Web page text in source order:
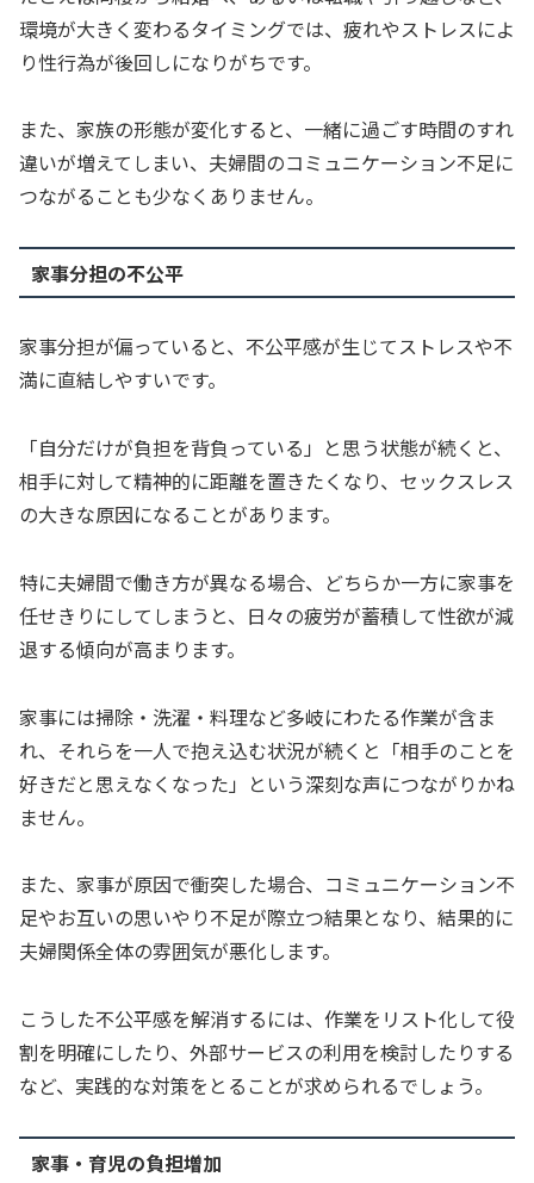
環境が大きく変わるタイミングでは、疲れやストレスによ
り性行為が後回しになりがちです。
また、家族の形態が変化すると、一緒に過ごす時間のすれ
違いが増えてしまい、夫婦間のコミュニケーション不足に
つながることも少なくありません。
家事分担の不公平
家事分担が偏っていると、不公平感が生じてストレスや不
満に直結しやすいです。
「自分だけが負担を背負っている」と思う状態が続くと、
相手に対して精神的に距離を置きたくなり、セックスレス
の大きな原因になることがあります。
特に夫婦間で働き方が異なる場合、どちらか一方に家事を
任せきりにしてしまうと、日々の疲労が蓄積して性欲が減
退する傾向が高まります。
家事には掃除・洗濯・料理など多岐にわたる作業が含ま
れ、それらを一人で抱え込む状況が続くと「相手のことを
好きだと思えなくなった」という深刻な声につながりかね
ません。
また、家事が原因で衝突した場合、コミュニケーション不
足やお互いの思いやり不足が際立つ結果となり、結果的に
夫婦関係全体の雰囲気が悪化します。
こうした不公平感を解消するには、作業をリスト化して役
割を明確にしたり、外部サービスの利用を検討したりする
など、実践的な対策をとることが求められるでしょう。
家事・育児の負担増加